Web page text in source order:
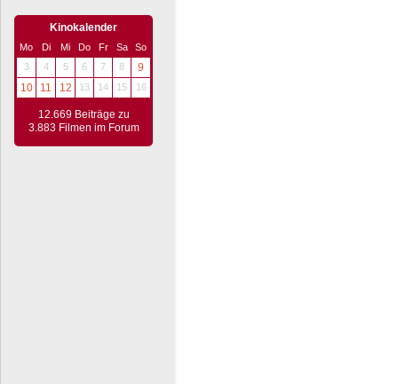
Kinokalender
Mo Di Mi Do Fr Sa
So
3
4 5 6 7 8
9
10
11 12 13 14 15 16
12.669 Beiträge zu
3.883 Filmen im Forum